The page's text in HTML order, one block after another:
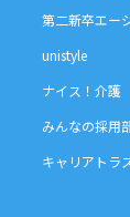
第二新卒エー
unistyle
ナイス！介護
みんなの採用
キャリアトラ